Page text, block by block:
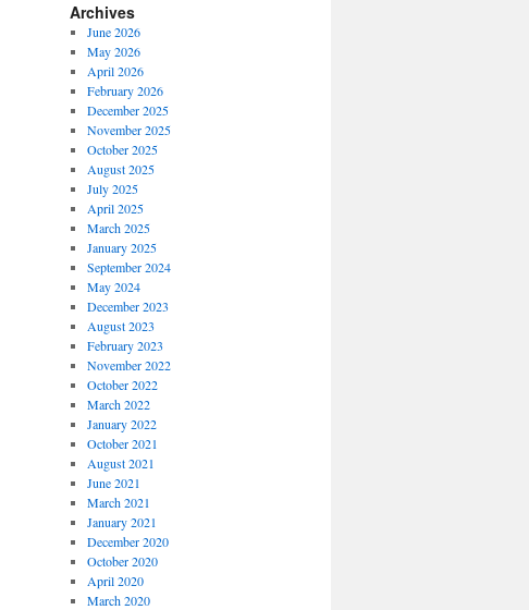
Archives
June 2026
May 2026
April 2026
February 2026
December 2025
November 2025
October 2025
August 2025
July 2025
April 2025
March 2025
January 2025
September 2024
May 2024
December 2023
August 2023
February 2023
November 2022
October 2022
March 2022
January 2022
October 2021
August 2021
June 2021
March 2021
January 2021
December 2020
October 2020
April 2020
March 2020